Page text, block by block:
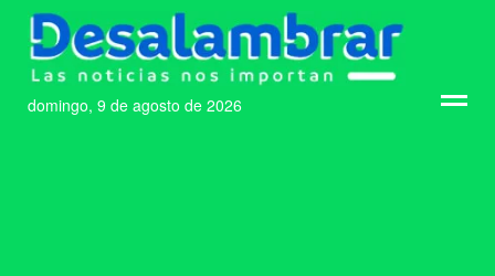
domingo, 9 de agosto de 2026